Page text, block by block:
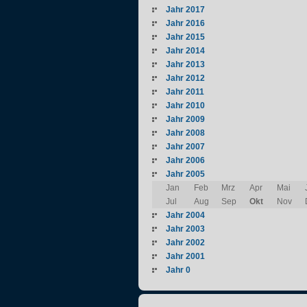
Jahr 2017
Jahr 2016
Jahr 2015
Jahr 2014
Jahr 2013
Jahr 2012
Jahr 2011
Jahr 2010
Jahr 2009
Jahr 2008
Jahr 2007
Jahr 2006
Jahr 2005
Jan
Feb Mrz Apr Mai
Jul
Aug Sep Okt Nov
Jahr 2004
Jahr 2003
Jahr 2002
Jahr 2001
Jahr 0